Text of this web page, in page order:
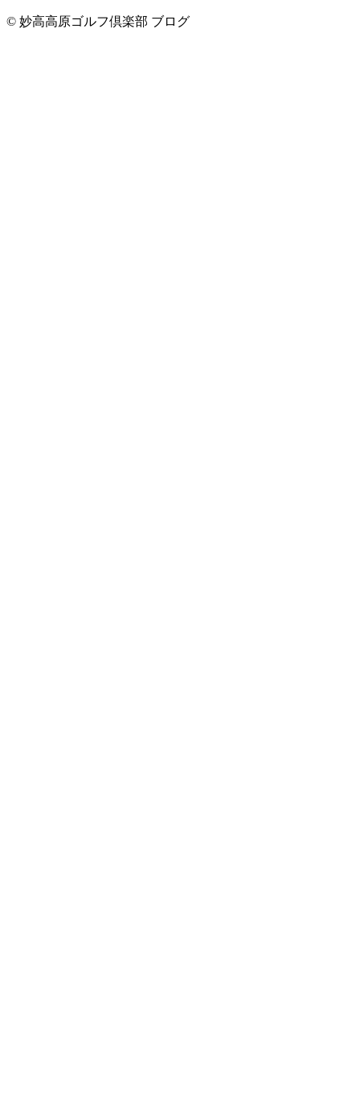
© 妙高高原ゴルフ倶楽部 ブログ